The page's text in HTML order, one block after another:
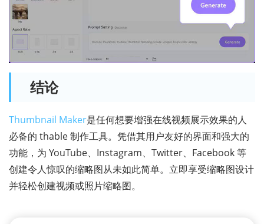
结论
Thumbnail Maker是任何想要增强在线视频展示效果的人
必备的 thable 制作工具。凭借其用户友好的界面和强大的
功能，为 YouTube、Instagram、Twitter、Facebook 等
创建令人惊叹的缩略图从未如此简单。立即享受缩略图设计
并轻松创建视频或照片缩略图。